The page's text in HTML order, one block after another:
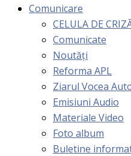
Comunicare
CELULA DE
Comunicate
Noutăți
Reforma APL
Ziarul Vocea
Emisiuni Audio
Materiale Video
Foto album
Buletine